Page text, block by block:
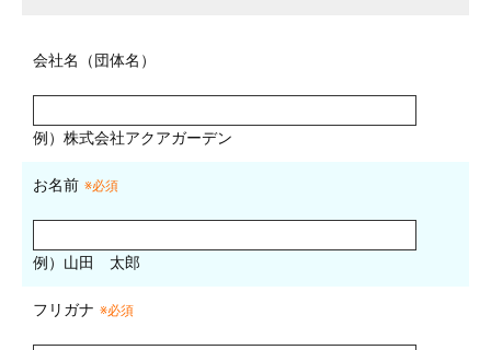
会社名（団体名）
例）株式会社アクアガーデン
お名前 ※必須
例）山田 太郎
フリガナ ※必須